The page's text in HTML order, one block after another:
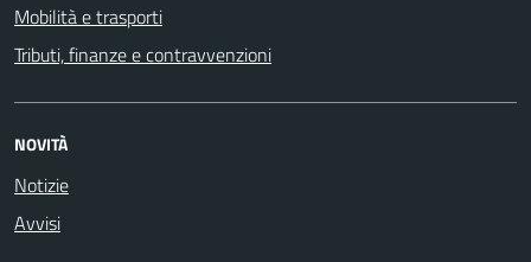
Mobilità e trasporti
Tributi, finanze e contravvenzioni
NOVITÀ
Notizie
Avvisi